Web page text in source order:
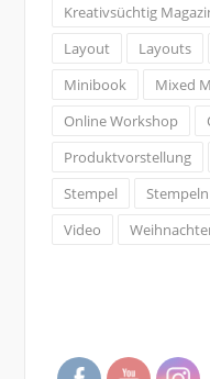
Kreativsüchtig
Layout
Layouts
Minibook
Mixed
Online Workshop
Produktvorstellung
Stempel
Stempeln
Video